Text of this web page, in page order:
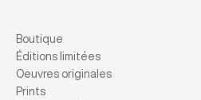
Boutique
Éditions limitées
Oeuvres originales
Prints